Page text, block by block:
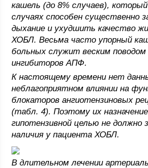
кашель (до 8% случаев),
случаях способен существенно
дыхание и ухудшить качество
ХОБЛ. Весьма часто упорный
больных служит веским
ингибиторов АПФ.
К настоящему времени нет
неблагоприятном влиянии на
блокаторов ангиотензиновых
(табл. 4). Поэтому их
гипотензивной целью не должно
наличия у пациента ХОБЛ.
В длительном лечении